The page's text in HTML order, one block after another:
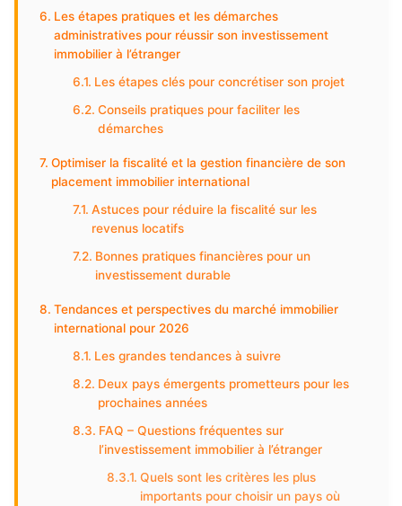
Les étapes pratiques et les démarches
administratives pour réussir son investissement
immobilier à l’étranger
Les étapes clés pour concrétiser son projet
Conseils pratiques pour faciliter les
démarches
Optimiser la fiscalité et la gestion financière de son
placement immobilier international
Astuces pour réduire la fiscalité sur les
revenus locatifs
Bonnes pratiques financières pour un
investissement durable
Tendances et perspectives du marché immobilier
international pour 2026
Les grandes tendances à suivre
Deux pays émergents prometteurs pour les
prochaines années
FAQ – Questions fréquentes sur
l’investissement immobilier à l’étranger
Quels sont les critères les plus
importants pour choisir un pays où